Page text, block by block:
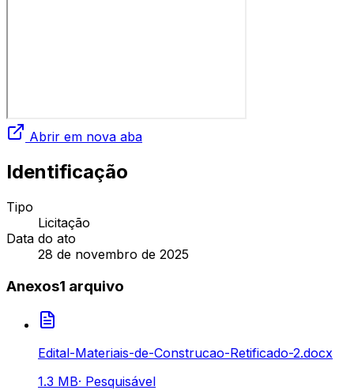
Abrir em nova aba
Identificação
Tipo
Licitação
Data do ato
28 de novembro de 2025
Anexos1 arquivo
Edital-Materiais-de-Construcao-Retificado-2.docx
1.3 MB· Pesquisável